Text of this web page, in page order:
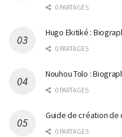
0 PARTAGES
Hugo Ekitiké :
0 PARTAGES
Nouhou Tolo :
0 PARTAGES
Guide de création
0 PARTAGES